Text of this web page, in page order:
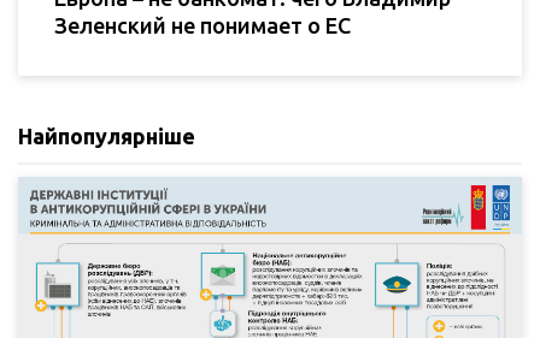
Зеленский не понимает о ЕС
Найпопулярніше